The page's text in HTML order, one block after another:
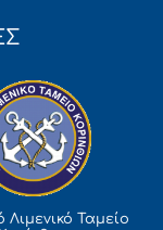
Λιμενικό Ταμείο